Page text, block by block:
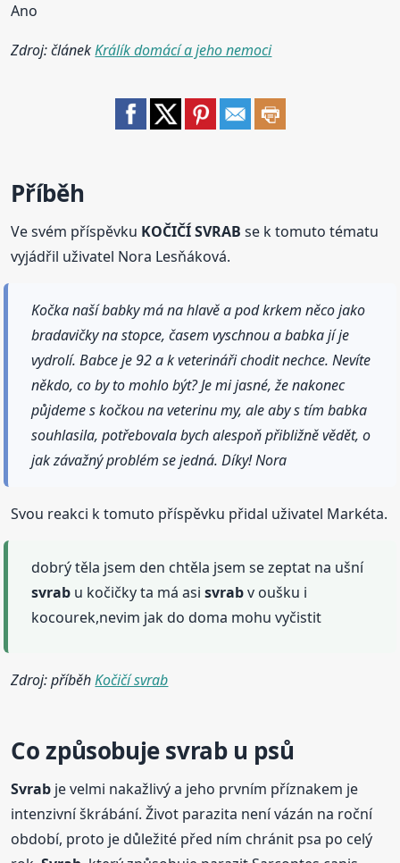
Ano
Zdroj: článekKrálík domácí a jeho nemoci
Příběh
Ve svém příspěvku KOČIČÍ SVRAB se k tomuto tématu
vyjádřil uživatel Nora Lesňáková.
Kočka naší babky má na hlavě a pod krkem něco jako
bradavičky na stopce, časem vyschnou a babka jí je
vydrolí. Babce je 92 a k veterináři chodit nechce. Nevíte
někdo, co by to mohlo být? Je mi jasné, že nakonec
půjdeme s kočkou na veterinu my, ale aby s tím babka
souhlasila, potřebovala bych alespoň přibližně vědět, o
jak závažný problém se jedná. Díky! Nora
Svou reakci k tomuto příspěvku přidal uživatel Markéta.
dobrý těla jsem den chtěla jsem se zeptat na ušní
svrab u kočičky ta má asisvrabv oušku i
kocourek,nevim jak do doma mohu vyčistit
Zdroj: příběhKočičí svrab
Co způsobujesvrabu psů
Svrab je velmi nakažlivý a jeho prvním příznakem je
intenzivní škrábání. Život parazita není vázán na roční
období, proto je důležité před ním chránit psa po celý